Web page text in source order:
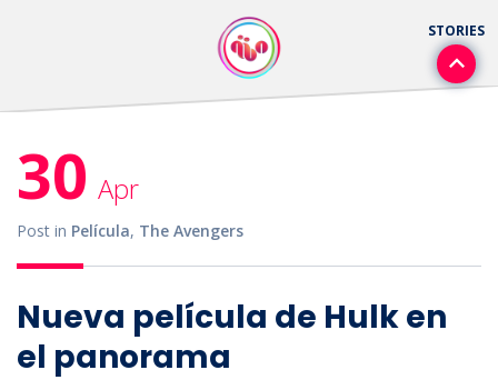
30 Apr
Post in Película, The Avengers
Nueva película de Hulk en
el panorama